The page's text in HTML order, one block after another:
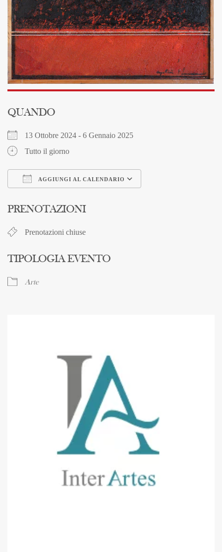
QUANDO
13 Ottobre 2024 - 6 Gennaio 2025
Tutto il giorno
AGGIUNGI AL CALENDARIO
PRENOTAZIONI
Prenotazioni chiuse
TIPOLOGIA EVENTO
Arte